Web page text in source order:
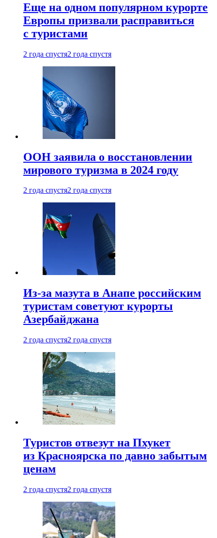
Еще на одном популярном курорте
Европы призвали расправиться
с туристами
2 года спустя2 года спустя
ООН заявила о восстановлении
мирового туризма в 2024 году
2 года спустя2 года спустя
Из-за мазута в Анапе российским
туристам советуют курорты
Азербайджана
2 года спустя2 года спустя
Туристов отвезут на Пхукет
из Красноярска по давно забытым
ценам
2 года спустя2 года спустя